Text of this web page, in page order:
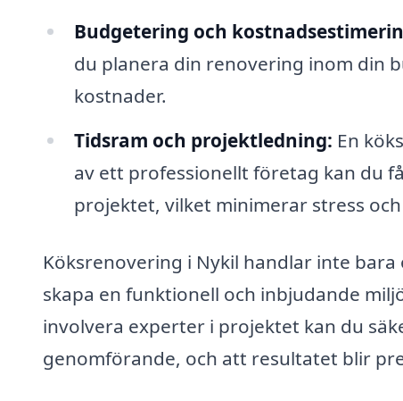
Budgetering och
du planera din renovering inom din
kostnader.
Tidsram och projektledning: En
av ett professionellt företag kan du
projektet, vilket minimerar stress
Köksrenovering i Nykil handlar inte
skapa en funktionell och inbjudande
involvera experter i projektet kan du
genomförande, och att resultatet blir